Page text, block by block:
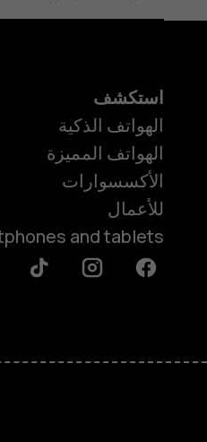
استكشف
الهواتف الذكية
الهواتف المميزة
الأكسسوارات
للأعمال
and tablets
Facebook
Instagram
Tiktok